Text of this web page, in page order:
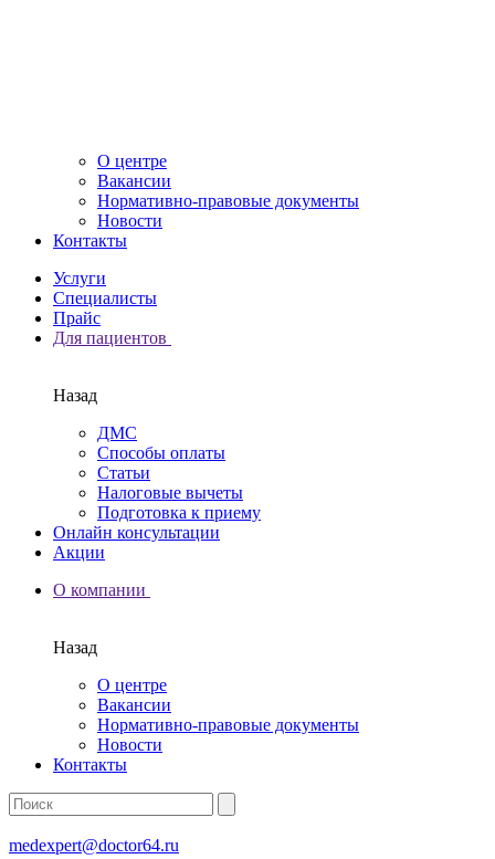
О центре
Вакансии
Нормативно-правовые документы
Новости
Контакты
Услуги
Специалисты
Прайс
Для пациентов
Назад
ДМС
Способы оплаты
Статьи
Налоговые вычеты
Подготовка к приему
Онлайн консультации
Акции
О компании
Назад
О центре
Вакансии
Нормативно-правовые документы
Новости
Контакты
medexpert@doctor64.ru